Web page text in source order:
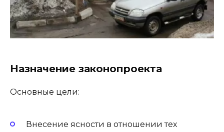
Назначение законопроекта
Основные цели:
Внесение ясности в отношении тех